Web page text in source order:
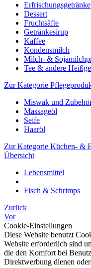
Erfrischungsgetränke
Dessert
Fruchtsäfte
Getränkesirup
Kaffee
Kondensmilch
Milch- &
Tee & andere
Zur Kategorie
Miswak und
Massageöl
Seife
Haaröl
Zur Kategorie Küchen- &
Übersicht
Lebensmittel
Fisch & Schrimps
Zurück
Vor
Cookie-Einstellungen
Diese Website benutzt
Website erforderlich sind
die den Komfort bei
Direktwerbung dienen